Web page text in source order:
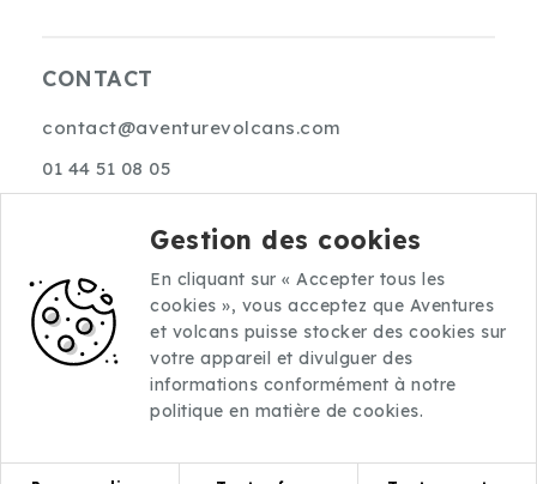
Gestion des cookies
En cliquant sur « Accepter tous les
cookies », vous acceptez que Aventures
et volcans puisse stocker des cookies sur
votre appareil et divulguer des
informations conformément à notre
politique en matière de cookies.
CONTACT
contact@aventurevolcans.com
01 44 51 08 05